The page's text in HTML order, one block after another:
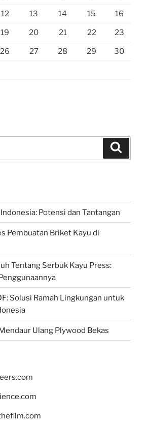
12 13 14 15 16
19 20 21 22 23
26 27 28 29 30
Potensi dan Tantangan
Pembuatan Briket Kayu di
Tentang Serbuk Kayu Press:
Solusi Ramah Lingkungan untuk
Ulang Plywood Bekas